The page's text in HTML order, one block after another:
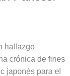
hallazgo
crónica de fines
japonés para el